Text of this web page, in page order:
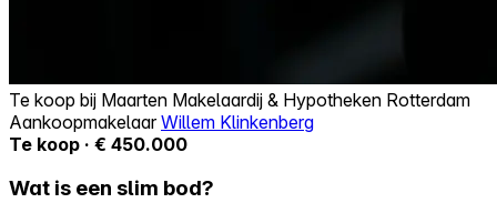
Te koop bij Maarten Makelaardij & Hypotheken Rotterdam
AankoopmakelaarWillem Klinkenberg
Te koop · € 450.000
Wat is een slim bod?